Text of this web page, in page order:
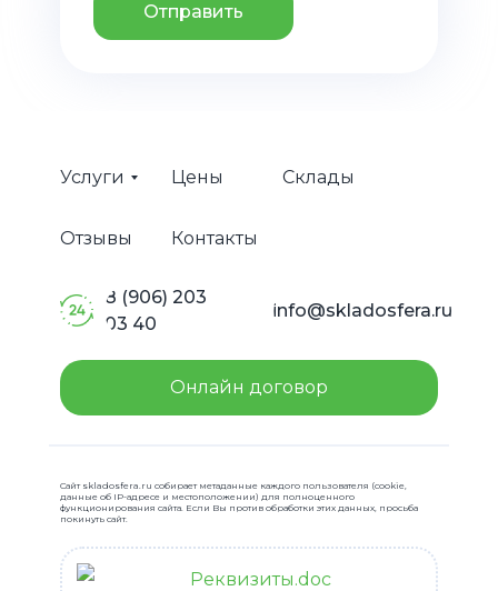
Отправить
Услуги Цены Склады
Отзывы Контакты
Онлайн договор
8 (906) 203
03 40
info@skladosfera.ru
Реквизиты.doc
Сайт skladosfera.ru собирает метаданные каждого пользователя (cookie,
данные об IP-адресе и местоположении) для полноценного
функционирования сайта. Если Вы против обработки этих данных, просьба
покинуть сайт.